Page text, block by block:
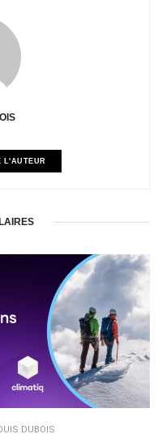
L'AUTEUR
DUBOIS